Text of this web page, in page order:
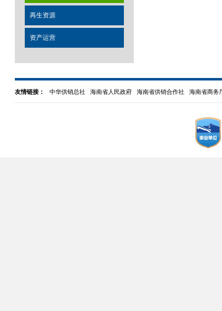
再生资源
资产运营
友情链接： 中华供销总社 海南省人民政府 海南省供销合作社 海南省商务